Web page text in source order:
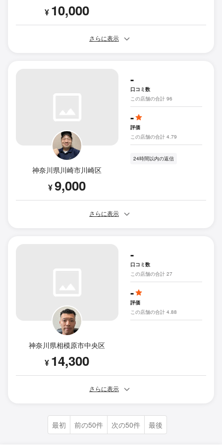
¥ 10,000
さらに表示
神奈川県川崎市川崎区
¥9,000
-
口コミ数
この店舗の合計 96
-
評価
この店舗の合計 4.79
24時間以内の返信
さらに表示
神奈川県相模原市中央区
¥ 14,300
-
口コミ数
この店舗の合計 27
-
評価
この店舗の合計 4.88
さらに表示
最初 前の50件 次の50件 最後